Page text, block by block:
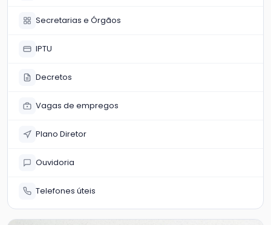
Secretarias e Órgãos
IPTU
Decretos
Vagas de empregos
Plano Diretor
Ouvidoria
Telefones úteis